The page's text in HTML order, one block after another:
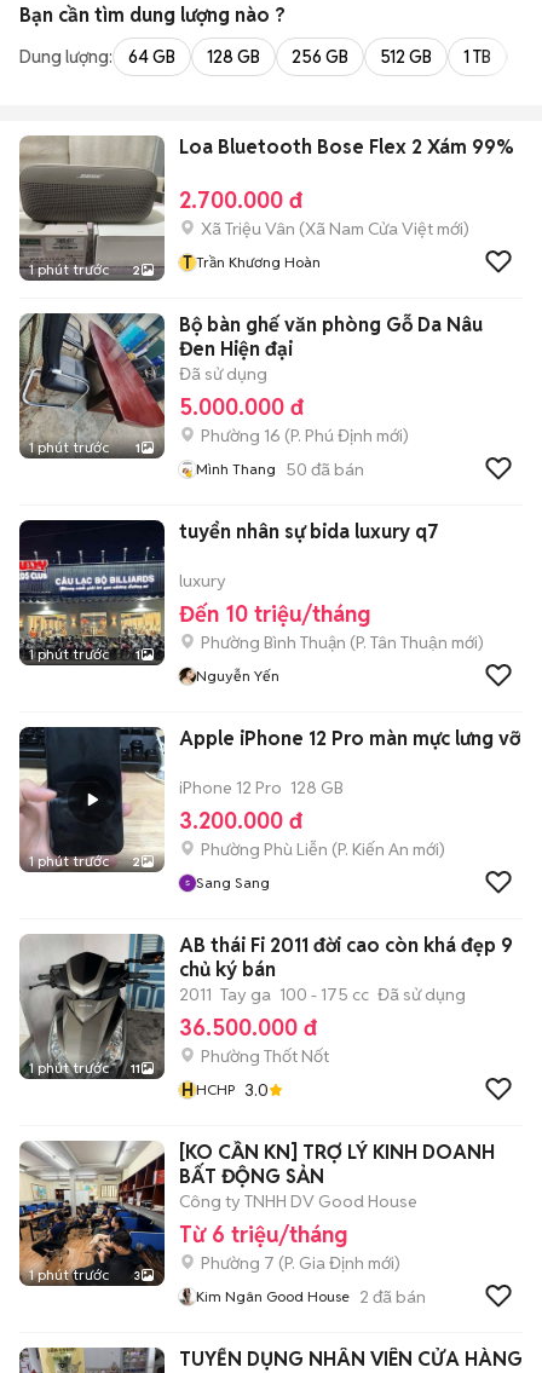
Bạn cần tìm dung lượng nào ?
Dung lượng: 64 GB 128 GB 256 GB 512 GB 1 TB
1 phút trước 2
Loa Bluetooth Bose Flex 2 Xám 99%
2.700.000 đ
Xã Triệu Vân (Xã Nam Cửa Việt mới)
T Trần Khương Hoàn
1 phút trước 1
Bộ bàn ghế văn phòng Gỗ Da Nâu
Đen Hiện đại
Đã sử dụng
5.000.000 đ
Phường 16 (P. Phú Định mới)
Mình Thang 50 đã bán
1 phút trước 1
tuyển nhân sự bida luxury q7
luxury
Đến 10 triệu/tháng
Phường Bình Thuận (P. Tân Thuận mới)
Nguyễn Yến
1 phút trước 2
Apple iPhone 12 Pro màn mực lưng vỡ
iPhone 12 Pro 128 GB
3.200.000 đ
Phường Phù Liễn (P. Kiến An mới)
Sang Sang
1 phút trước 11
AB thái Fi 2011 đời cao còn khá đẹp 9
chủ ký bán
2011 Tay ga 100 - 175 cc Đã sử dụng
36.500.000 đ
Phường Thốt Nốt
HHCHP 3.0
1 phút trước 3
[KO CẦN KN] TRỢ LÝ KINH DOANH
BẤT ĐỘNG SẢN
Công ty TNHH DV Good House
Từ 6 triệu/tháng
Phường 7 (P. Gia Định mới)
Kim Ngân Good House 2 đã bán
TUYỂN DỤNG NHÂN VIÊN CỬA HÀNG